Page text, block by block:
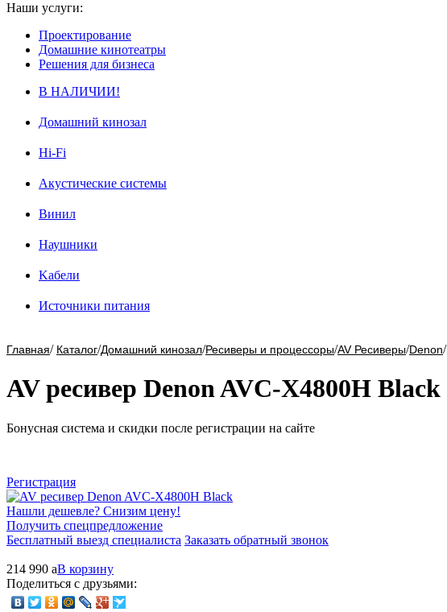
Наши услуги:
Проектирование
Домашние кинотеатры
Решения для бизнеса
В НАЛИЧИИ!
Домашний кинозал
Hi-Fi
Акустические системы
Винил
Наушники
Kабели
Источники питания
Главная/ Каталог/Домашний кинозал/Ресиверы и процессоры/AV Ресиверы/Denon/
AV ресивер Denon AVC-X4800H Black
Бонусная система и скидки после регистрации на сайте
Регистрация
Нашли дешевле? Снизим цену!
Получить спецпредложение
Бесплатный выезд специалиста Заказать обратный звонок
214 990 aВ корзину
Поделиться с друзьями: